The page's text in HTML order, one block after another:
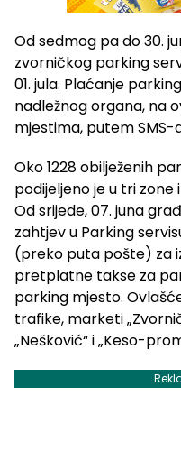
Od sedmog pa do 30.
zvorničkog parking
01. jula. Plaćanje
nadležnog organa, na
mjestima, putem SMS-
Oko 1228 obilježenih
podijeljeno je u tri zone
Od srijede, 07. juna
zahtjev u Parking
(preko puta pošte) za
pretplatne takse za
parking mjesto.
trafike, marketi
„Nešković“ i „Keso-